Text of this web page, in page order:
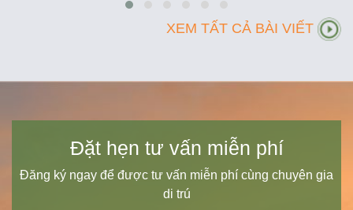
XEM TẤT CẢ BÀI VIẾT
Đặt hẹn tư vấn miễn phí
Đăng ký ngay để được tư vấn miễn phí cùng chuyên gia
di trú